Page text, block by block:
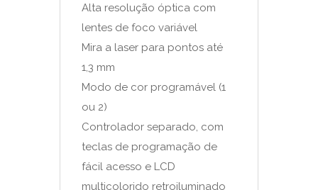
Alta resolução óptica com
lentes de foco variável
Mira a laser para pontos até
1,3 mm
Modo de cor programável (1
ou 2)
Controlador separado, com
teclas de programação de
fácil acesso e LCD
multicolorido retroiluminado